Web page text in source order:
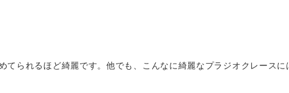
てられるほど綺麗です。他でも、こんなに綺麗なプラジオクレースに